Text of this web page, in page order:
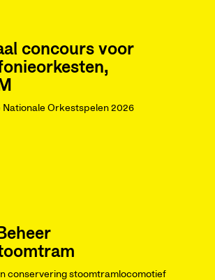
concours voor
Orkestspelen 2026
conservering stoomtramlocomotief